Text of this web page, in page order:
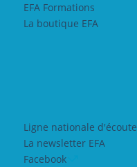
EFA Formations
La boutique EFA
Ligne nationale d'écoute
La newsletter EFA
Facebook